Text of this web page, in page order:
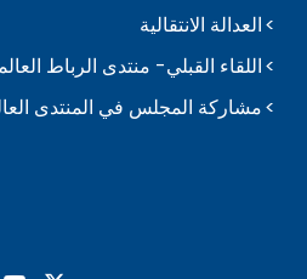
العدالة الانتقالية
اللقاء القبلي- منتدى الرباط
مشاركة المجلس في المنتدى